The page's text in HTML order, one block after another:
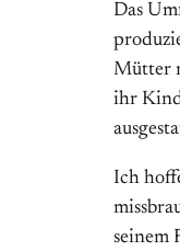
Das
Mütter
ihr Kind
Ich
seinem